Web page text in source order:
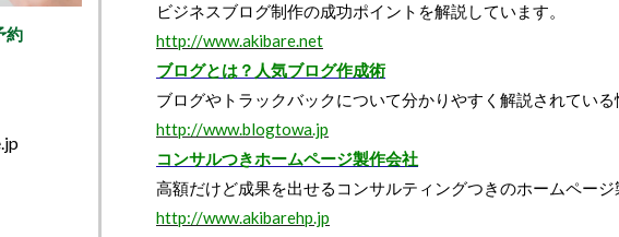
ビジネスブログ制作の成功ポイントを解説しています。
http://www.akibare.net
ブログとは？人気ブログ作成術
ブログやトラックバックについて分かりやすく解説されている
http://www.blogtowa.jp
コンサルつきホームページ製作会社
高額だけど成果を出せるコンサルティングつきのホームページ
http://www.akibarehp.jp
約